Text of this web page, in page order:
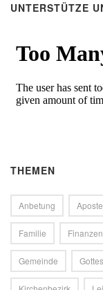
UNTERSTÜTZE
THEMEN
Anbetung
Familie Finanzen
Gemeinde